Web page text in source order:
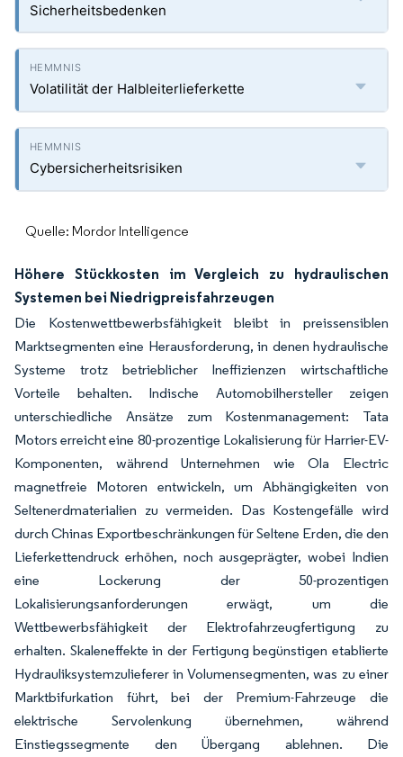
Sicherheitsbedenken
Volatilität der Halbleiterlieferkette
Cybersicherheitsrisiken
Quelle: Mordor Intelligence
Höhere Stückkosten im Vergleich zu hydraulischen
Systemen bei Niedrigpreisfahrzeugen
Die Kostenwettbewerbsfähigkeit bleibt in preissensiblen
Marktsegmenten eine Herausforderung, in denen hydraulische
Systeme trotz betrieblicher Ineffizienzen wirtschaftliche
Vorteile behalten. Indische Automobilhersteller zeigen
unterschiedliche Ansätze zum Kostenmanagement: Tata
Motors erreicht eine 80-prozentige Lokalisierung für Harrier-EV-
Komponenten, während Unternehmen wie Ola Electric
magnetfreie Motoren entwickeln, um Abhängigkeiten von
Seltenerdmaterialien zu vermeiden. Das Kostengefälle wird
durch Chinas Exportbeschränkungen für Seltene Erden, die den
Lieferkettendruck erhöhen, noch ausgeprägter, wobei Indien
eine Lockerung der 50-prozentigen
Lokalisierungsanforderungen erwägt, um die
Wettbewerbsfähigkeit der Elektrofahrzeugfertigung zu
erhalten. Skaleneffekte in der Fertigung begünstigen etablierte
Hydrauliksystemzulieferer in Volumensegmenten, was zu einer
Marktbifurkation führt, bei der Premium-Fahrzeuge die
elektrische Servolenkung übernehmen, während
Einstiegssegmente den Übergang ablehnen. Die